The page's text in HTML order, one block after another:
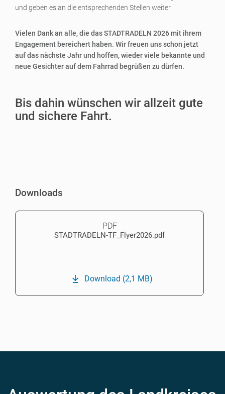
und geben es an die entsprechenden Stellen weiter.
Vielen Dank an alle, die das STADTRADELN 2026 mit ihrem
Engagement bereichert haben. Wir freuen uns schon jetzt
auf das nächste Jahr und hoffen, wieder viele bekannte und
neue Gesichter auf dem Fahrrad begrüßen zu dürfen.
Bis dahin wünschen wir allzeit gute
und sichere Fahrt.
Downloads
PDF
STADTRADELN-TF_Flyer2026.pdf
Download (2,1 MB)